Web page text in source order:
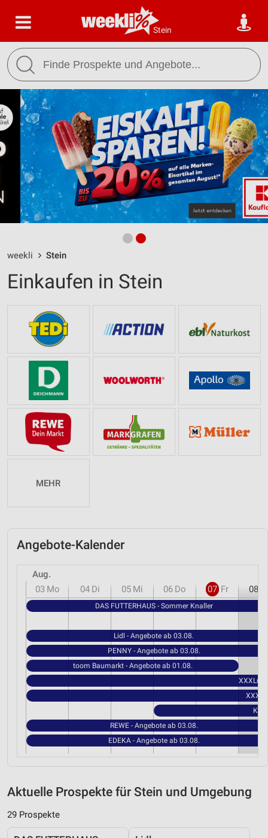
Stein
weekli Stein
Einkaufen in Stein
MEHR
Angebote-Kalender
Aug.
03 Mo 04 Di 05 Mi 06 Do 07 Fr 08
DAS FUTTERHAUS - Sommer Knaller
Lidl - Angebote ab 03.08.
PENNY - Angebote ab 03.08.
toom Baumarkt - Angebote ab 01.08.
XXXLutz
REWE - Angebote ab 03.08.
EDEKA - Angebote ab 03.08.
Aktuelle Prospekte für Stein und Umgebung
29 Prospekte